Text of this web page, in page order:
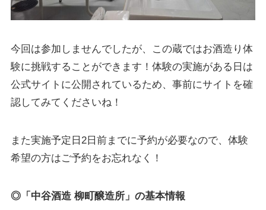
今回は参加しませんでしたが、この蔵ではお酒造り体
験に挑戦することができます！体験の実施がある日は
公式サイトに公開されているため、事前にサイトを確
認してみてくださいね！
また実施予定日2日前までに予約が必要なので、体験
希望の方はご予約をお忘れなく！
◎「中谷酒造 柳町醸造所」の基本情報